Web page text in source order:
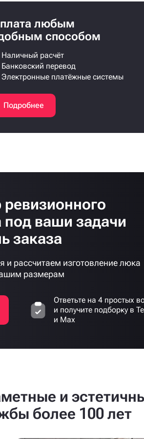
любым
способом
Наличный расчёт
Банковский перевод
Электронные платёжные системы
Подробнее
ваши задачи
заказа
рассчитаем изготовление люка
размерам
Ответьте на 4 простых
и получите подборку в
и Max
и
более 100 лет